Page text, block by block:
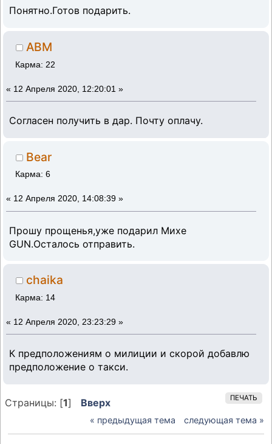
Понятно.Готов подарить.
ABM
Карма: 22
« 12 Апреля 2020, 12:20:01 »
Согласен получить в дар. Почту оплачу.
Bear
Карма: 6
« 12 Апреля 2020, 14:08:39 »
Прошу прощенья,уже подарил Михе
GUN.Осталось отправить.
chaika
Карма: 14
« 12 Апреля 2020, 23:23:29 »
К предположениям о милиции и скорой добавлю
предположение о такси.
ПЕЧАТЬ
Страницы: [1] Вверх
« предыдущая тема следующая тема »